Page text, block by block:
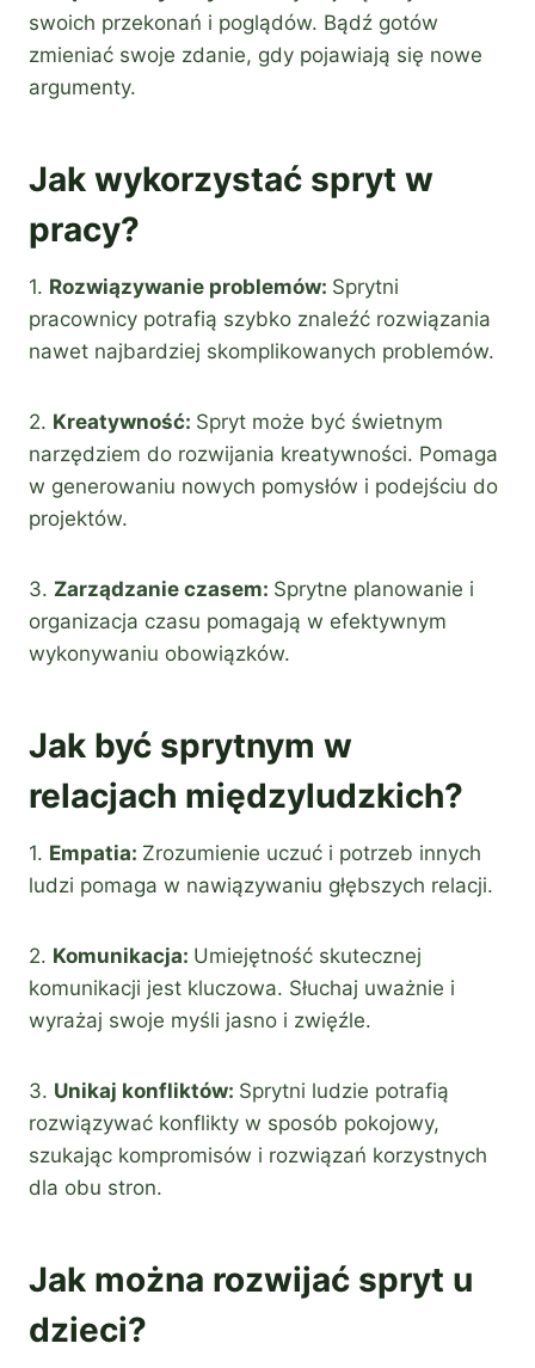
swoich przekonań i poglądów. Bądź gotów
zmieniać swoje zdanie, gdy pojawiają się nowe
argumenty.
Jak wykorzystać spryt w
pracy?
1. Rozwiązywanie problemów: Sprytni
pracownicy potrafią szybko znaleźć rozwiązania
nawet najbardziej skomplikowanych problemów.
2. Kreatywność: Spryt może być świetnym
narzędziem do rozwijania kreatywności. Pomaga
w generowaniu nowych pomysłów i podejściu do
projektów.
3. Zarządzanie czasem: Sprytne planowanie i
organizacja czasu pomagają w efektywnym
wykonywaniu obowiązków.
Jak być sprytnym w
relacjach międzyludzkich?
1. Empatia: Zrozumienie uczuć i potrzeb innych
ludzi pomaga w nawiązywaniu głębszych relacji.
2. Komunikacja: Umiejętność skutecznej
komunikacji jest kluczowa. Słuchaj uważnie i
wyrażaj swoje myśli jasno i zwięźle.
3. Unikaj konfliktów: Sprytni ludzie potrafią
rozwiązywać konflikty w sposób pokojowy,
szukając kompromisów i rozwiązań korzystnych
dla obu stron.
Jak można rozwijać spryt u
dzieci?